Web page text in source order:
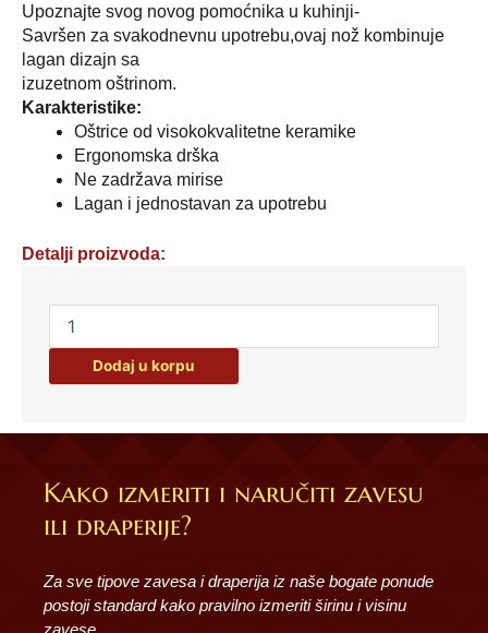
Upoznajte svog novog pomoćnika u kuhinji-
Savršen za svakodnevnu upotrebu,ovaj nož kombinuje
lagan dizajn sa
izuzetnom oštrinom.
Karakteristike:
Oštrice od visokokvalitetne keramike
Ergonomska drška
Ne zadržava mirise
Lagan i jednostavan za upotrebu
Detalji proizvoda:
NOŽ
70073
količina
Dodaj u korpu
Kako izmeriti i naručiti zavesu
ili draperije?
Za sve tipove zavesa i draperija iz naše bogate ponude
postoji standard kako pravilno izmeriti širinu i visinu
zavese.